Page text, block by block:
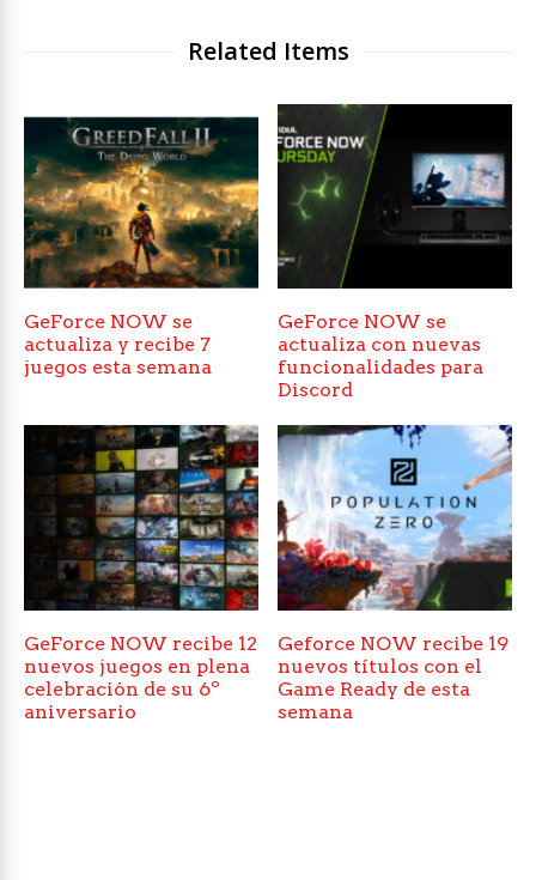
Related Items
GeForce NOW se
actualiza y recibe 7
juegos esta semana
GeForce NOW se
actualiza con nuevas
funcionalidades para
Discord
GeForce NOW recibe 12
nuevos juegos en plena
celebración de su 6º
aniversario
Geforce NOW recibe 19
nuevos títulos con el
Game Ready de esta
semana